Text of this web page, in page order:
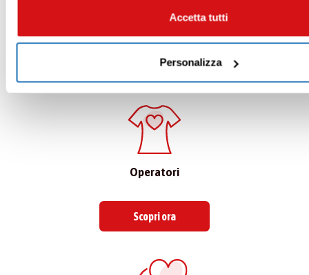
vuoi abilitare o disabilitare soltanto determinate categorie di
seleziona “PERSONALIZZA”. Per maggiori informazioni e
Accetta tutti
Personalizza
Scopri tutte le categorie di
racconti VIDAS
Operatori
Scopri ora